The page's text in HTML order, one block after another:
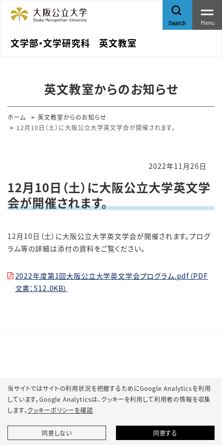
文学部・文学研究科 英文教室
Search Menu
英文教室からのお知らせ
ホーム
英文教室からのお知らせ
12月10日（土）に大阪公立大学英文学会が開催されます。
2022年11月26日
12月10日（土）に大阪公立大学英文学
会が開催されます。
12月10日（土）に大阪公立大学英文学会が開催されます。プログ
ラム等の詳細は添付の資料をご覧ください。
2022年度第1回大阪公立大学英文学会プログラム.pdf（PDF
文書：512.0KB）
当サイトではサイトの利用状況を把握するためにGoogle Analyticsを利用
しています。Google Analyticsは、 クッキーを利用して利用者の情報を収集
します。クッキーポリシーを確認
同意しない 同意する
© 2022 Osaka Metropolitan University.